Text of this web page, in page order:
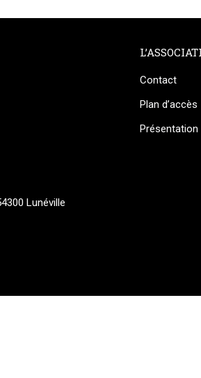
Lunéville
Contact
Plan d’accès
Présentation